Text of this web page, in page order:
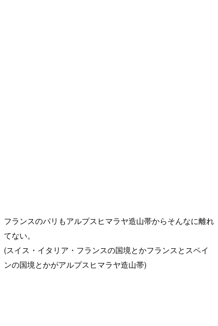
フランスのパリもアルプスヒマラヤ造山帯からそんなに離れ
てない。
(スイス・イタリア・フランスの国境とかフランスとスペイ
ンの国境とかがアルプスヒマラヤ造山帯)